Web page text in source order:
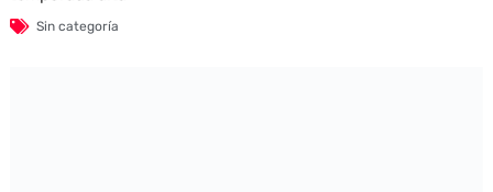
Sin categoría